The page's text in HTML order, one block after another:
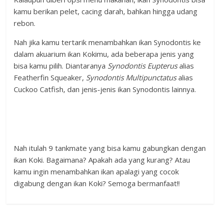
kamu berikan pelet, cacing darah, bahkan hingga udang
rebon.
Nah jika kamu tertarik menambahkan ikan Synodontis ke
dalam akuarium ikan Kokimu, ada beberapa jenis yang
bisa kamu pilih. Diantaranya Synodontis Eupterusalias
Featherfin Squeaker, Synodontis Multipunctatusalias
Cuckoo Catfish, dan jenis-jenis ikan Synodontis lainnya.
Nah itulah 9 tankmate yang bisa kamu gabungkan dengan
ikan Koki. Bagaimana? Apakah ada yang kurang? Atau
kamu ingin menambahkan ikan apalagi yang cocok
digabung dengan ikan Koki? Semoga bermanfaat!!